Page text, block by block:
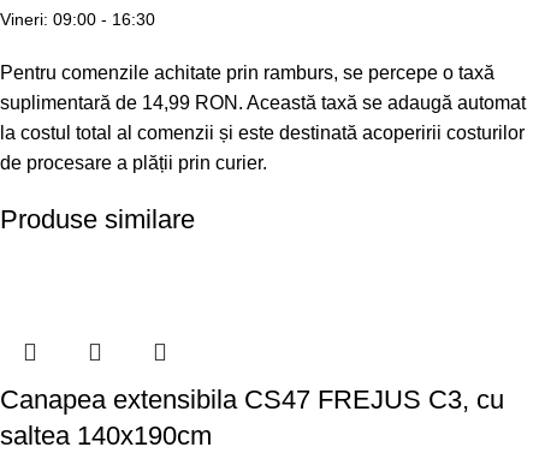
Vineri: 09:00 - 16:30
Pentru comenzile achitate prin ramburs, se percepe o taxă
suplimentară de 14,99 RON. Această taxă se adaugă automat
la costul total al comenzii și este destinată acoperirii costurilor
de procesare a plății prin curier.
Produse similare
Canapea extensibila CS47 FREJUS C3, cu
saltea 140x190cm